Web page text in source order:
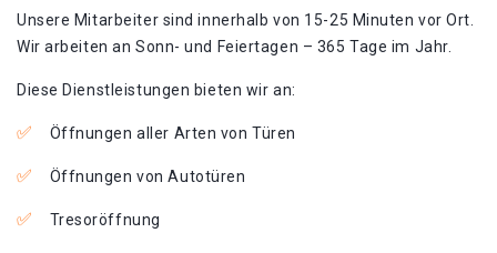
Unsere Mitarbeiter sind innerhalb von 15-25 Minuten vor Ort.
Wir arbeiten an Sonn- und Feiertagen – 365 Tage im Jahr.
Diese Dienstleistungen bieten wir an:
Öffnungen aller Arten von Türen
Öffnungen von Autotüren
Tresoröffnung